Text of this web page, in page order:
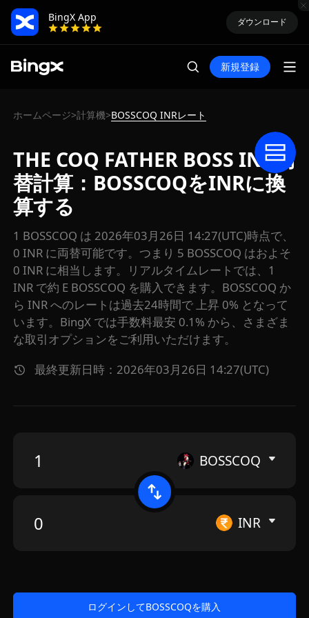
BingX App
ダウンロード
新規登録
ホームページ>計算機>BOSSCOQ INRレート
THE COQ FATHER BOSS INR両
替計算：BOSSCOQをINRに換
算する
1 BOSSCOQ は 2026年03月26日 14:27(UTC)時点で、
0 INR に両替可能です。つまり 5 BOSSCOQ はおよそ
0 INR に相当します。リアルタイムレートでは、1
INR で約 E BOSSCOQ を購入できます。BOSSCOQ か
ら INR へのレートは過去24時間で 上昇 0% となって
います。BingX では手数料最安 0.1% から、さまざま
な取引オプションをご利用いただけます。
最終更新日時：2026年03月26日 14:27(UTC)
BOSSCOQ
INR
ログインしてBOSSCOQを購入